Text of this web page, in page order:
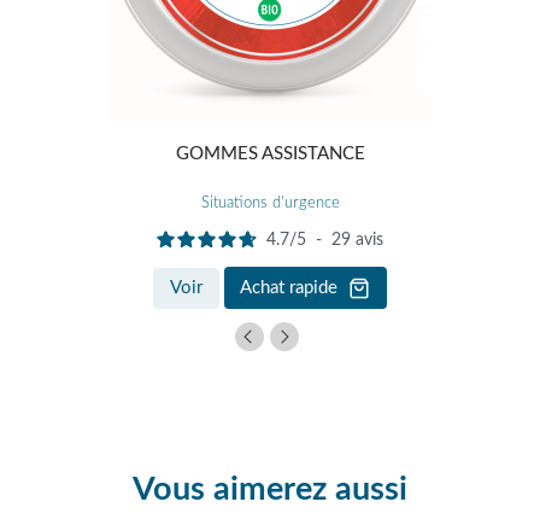
GOMMES ASSISTANCE
Situations d'urgence
4.7/5 - 29 avis
Voir Achat rapide
Vous aimerez aussi